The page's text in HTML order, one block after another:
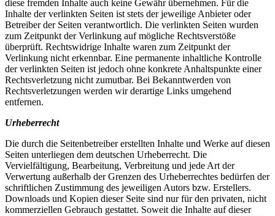
diese fremden Inhalte auch keine Gewähr übernehmen. Für die
Inhalte der verlinkten Seiten ist stets der jeweilige Anbieter oder
Betreiber der Seiten verantwortlich. Die verlinkten Seiten wurden
zum Zeitpunkt der Verlinkung auf mögliche Rechtsverstöße
überprüft. Rechtswidrige Inhalte waren zum Zeitpunkt der
Verlinkung nicht erkennbar. Eine permanente inhaltliche Kontrolle
der verlinkten Seiten ist jedoch ohne konkrete Anhaltspunkte einer
Rechtsverletzung nicht zumutbar. Bei Bekanntwerden von
Rechtsverletzungen werden wir derartige Links umgehend
entfernen.
Urheberrecht
Die durch die Seitenbetreiber erstellten Inhalte und Werke auf diesen
Seiten unterliegen dem deutschen Urheberrecht. Die
Vervielfältigung, Bearbeitung, Verbreitung und jede Art der
Verwertung außerhalb der Grenzen des Urheberrechtes bedürfen der
schriftlichen Zustimmung des jeweiligen Autors bzw. Erstellers.
Downloads und Kopien dieser Seite sind nur für den privaten, nicht
kommerziellen Gebrauch gestattet. Soweit die Inhalte auf dieser